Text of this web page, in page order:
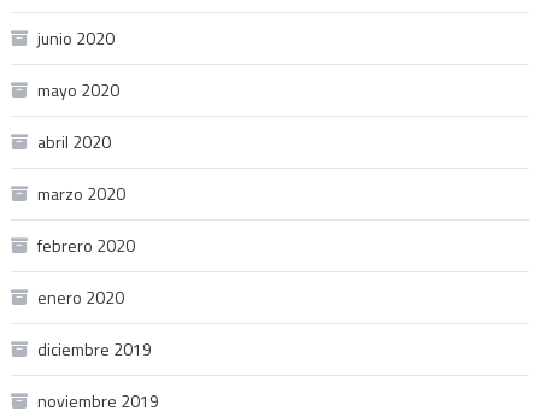
junio 2020
mayo 2020
abril 2020
marzo 2020
febrero 2020
enero 2020
diciembre 2019
noviembre 2019